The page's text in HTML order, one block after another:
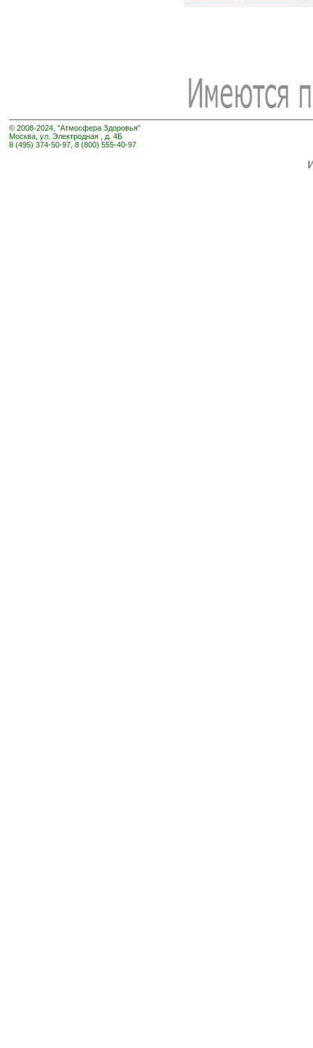
© 2008-2024, "Атмосфера Здоровья"
Москва, ул. Электродная , д. 4Б
8 (495) 374-50-97, 8 (800) 555-40-97